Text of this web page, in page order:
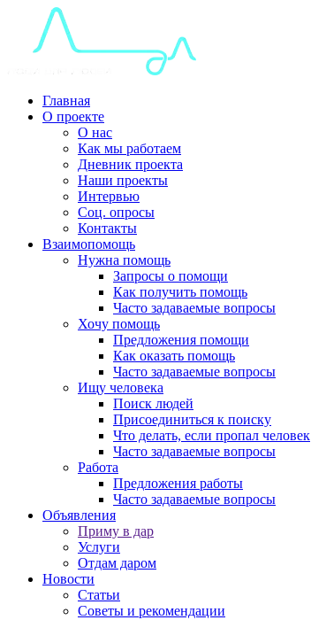
Главная
О проекте
О нас
Как мы работаем
Дневник проекта
Наши проекты
Интервью
Соц. опросы
Контакты
Взаимопомощь
Нужна помощь
Запросы о помощи
Как получить помощь
Часто задаваемые вопросы
Хочу помощь
Предложения помощи
Как оказать помощь
Часто задаваемые вопросы
Ищу человека
Поиск людей
Присоединиться к поиску
Что делать, если пропал человек
Часто задаваемые вопросы
Работа
Предложения работы
Часто задаваемые вопросы
Объявления
Приму в дар
Услуги
Отдам даром
Новости
Статьи
Советы и рекомендации